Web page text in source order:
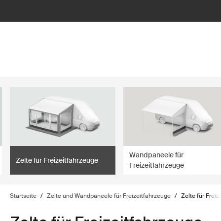
Zelte für Freizeitfahrzeuge
Wandpaneele für
Freizeitfahrzeuge
Startseite / Zelte und Wandpaneele für Freizeitfahrzeuge / Zelte für